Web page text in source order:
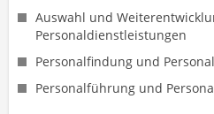
Auswahl und
Personaldienstleistungen
Personalfindung und
Personalführung und